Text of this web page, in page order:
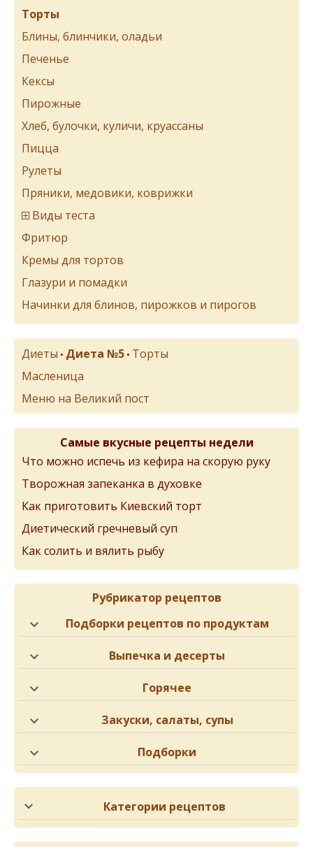
Торты
Блины, блинчики, оладьи
Печенье
Кексы
Пирожные
Хлеб, булочки, куличи, круассаны
Пицца
Рулеты
Пряники, медовики, коврижки
Виды теста
Фритюр
Кремы для тортов
Глазури и помадки
Начинки для блинов, пирожков и пирогов
Диеты • Диета №5 • Торты
Масленица
Меню на Великий пост
Самые вкусные рецепты недели
Что можно испечь из кефира на скорую руку
Творожная запеканка в духовке
Как приготовить Киевский торт
Диетический гречневый суп
Как солить и вялить рыбу
Рубрикатор рецептов
Подборки рецептов по продуктам
Выпечка и десерты
Горячее
Закуски, салаты, супы
Подборки
Категории рецептов